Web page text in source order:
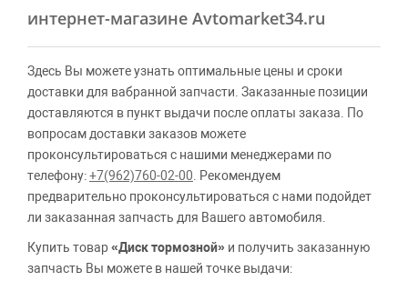
интернет-магазине Avtomarket34.ru
Здесь Вы можете узнать оптимальные цены и сроки
доставки для вабранной запчасти. Заказанные позиции
доставляются в пункт выдачи после оплаты заказа. По
вопросам доставки заказов можете
проконсультироваться с нашими менеджерами по
телефону:+7(962)760-02-00 . Рекомендуем
предварительно проконсультироваться с нами подойдет
ли заказанная запчасть для Вашего автомобиля.
Купить товар«Диск тормозной» и получить заказанную
запчасть Вы можете в нашей точке выдачи: